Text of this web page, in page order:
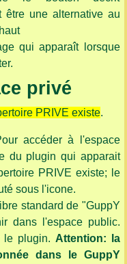
être une alternative au
qui apparaît lorsque
privé
PRIVE existe.
accéder à l'espace
du plugin qui apparait
PRIVE existe; le
sous l'icone.
standard de "GuppY
dans l'espace public.
le plugin. Attention: la
dans le GuppY